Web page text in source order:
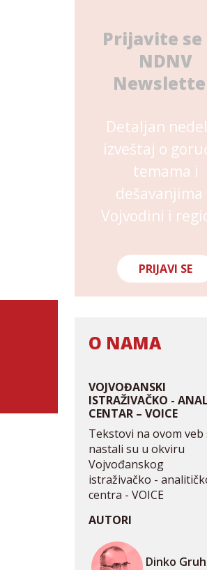
Prijavite se
NDNV
Detaljan
izveštaj o
temama i
dešavanjima
Vojvodini i
PRIJAVI SE
O NAMA
VOJVOĐANSKI
ISTRAŽIVAČKO -
CENTAR – VOICE
Tekstovi na ovom veb
nastali su u okviru
Vojvođanskog
istraživačko -
centra - VOICE
AUTORI
Dinko